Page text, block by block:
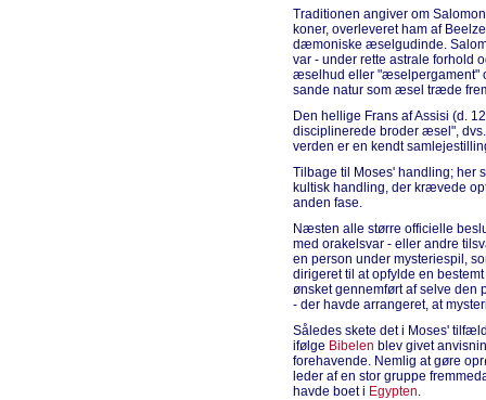
Traditionen angiver om
koner, overleveret ham af
dæmoniske æselgudinde.
var - under rette astrale forhold
æselhud eller "æselpergament"
sande natur som æsel træde
Den hellige Frans af Assisi (d.
disciplinerede broder æsel",
verden er en kendt
Tilbage til Moses' handling; her
kultisk handling, der krævede
anden fase.
Næsten alle større officielle
med orakelsvar - eller andre
en person under mysteriespil,
dirigeret til at opfylde en
ønsket gennemført af selve den
- der havde arrangeret, at
Således skete det i Moses'
ifølge Bibelen blev givet
forehavende. Nemlig at gøre
leder af en stor gruppe
havde boet i Egypten.